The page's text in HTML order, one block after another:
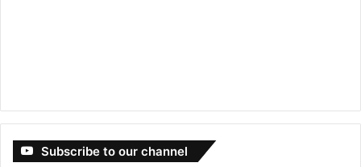
Subscribe to our channel